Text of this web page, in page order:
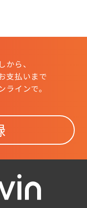
から、
支払いまで
ラインで。